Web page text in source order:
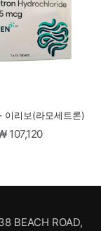
이리보(라모세트론)
107,120
BEACH ROAD,